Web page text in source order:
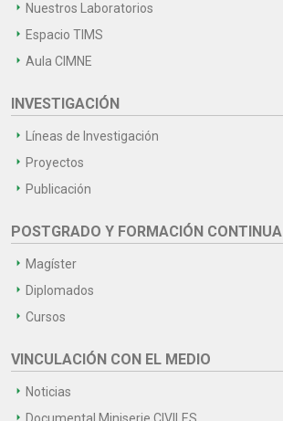
Nuestros Laboratorios
Espacio TIMS
Aula CIMNE
INVESTIGACIÓN
Líneas de Investigación
Proyectos
Publicación
POSTGRADO Y FORMACIÓN CONTINUA
Magíster
Diplomados
Cursos
VINCULACIÓN CON EL MEDIO
Noticias
Documental Miniserie CIVILES